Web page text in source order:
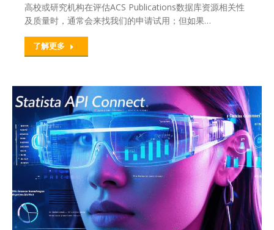
高校或研究机构在评估ACS Publications数据库资源相关性
及质量时，通常会来找我们的申请试用；但如果…
了解更多